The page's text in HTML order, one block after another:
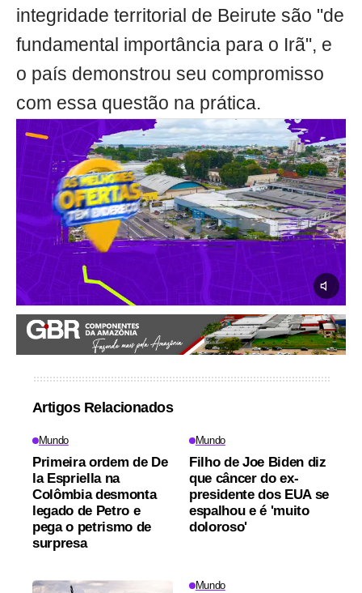
integridade territorial de Beirute são "de
fundamental importância para o Irã", e
o país demonstrou seu compromisso
com essa questão na prática.
Artigos Relacionados
Mundo
Primeira ordem de De
la Espriella na
Colômbia desmonta
legado de Petro e
pega o petrismo de
surpresa
Mundo
Filho de Joe Biden diz
que câncer do ex-
presidente dos EUA se
espalhou e é 'muito
doloroso'
Mundo